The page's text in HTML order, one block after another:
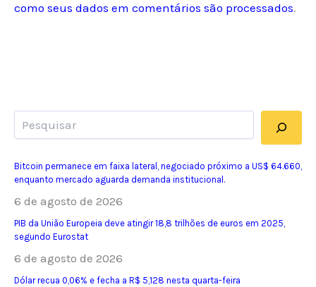
como seus dados em comentários são processados.
Bitcoin permanece em faixa lateral, negociado próximo a US$ 64.660,
enquanto mercado aguarda demanda institucional.
6 de agosto de 2026
PIB da União Europeia deve atingir 18,8 trilhões de euros em 2025,
segundo Eurostat
6 de agosto de 2026
Dólar recua 0,06% e fecha a R$ 5,128 nesta quarta-feira